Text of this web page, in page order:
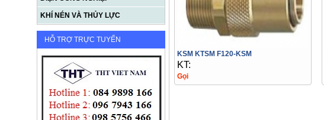
KHÍ NÉN VÀ THỦY LỰC
HỖ TRỢ TRỰC TUYẾN
KSM KTSM F120-KSM
KT:
Gọi